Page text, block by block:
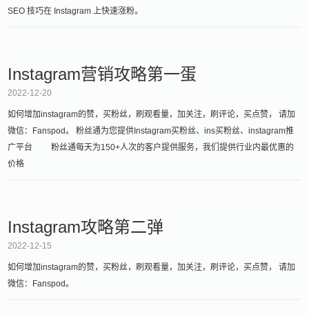
SEO 技巧在 Instagram 上快速涨粉。
Instagram营销攻略第一蛋
2022-12-20
如何增加instagram的赞，买粉丝，刷观看量，加关注，刷评论，买点赞， 请加
微信：Fanspod。 粉丝通为您提供Instagram买粉丝、ins买粉丝、instagram推
广平台 粉丝通每天为150+人次的客户提供服务，我们提供行业内最优惠的
价格
Instagram攻略第二弹
2022-12-15
如何增加instagram的赞，买粉丝，刷观看量，加关注，刷评论，买点赞， 请加
微信：Fanspod。